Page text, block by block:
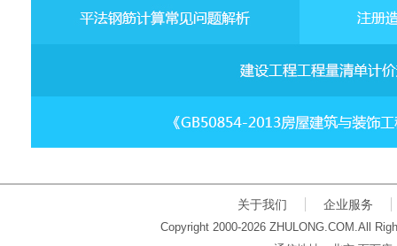
关于我们 企业服务
Copyright 2000-2026 ZHULONG.COM.All